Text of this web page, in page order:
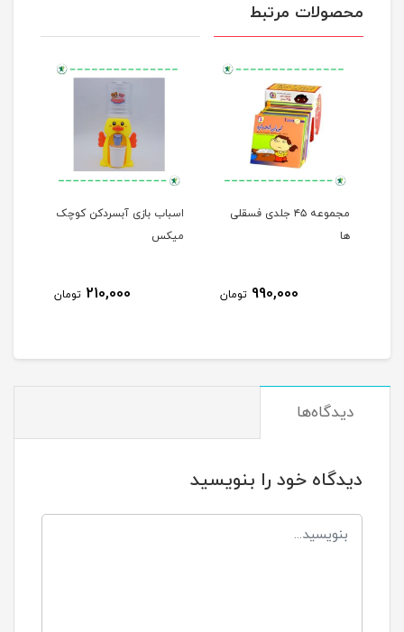
محصولات مرتبط
مجموعه ۴۵ جلدی فسقلی
ها
990,000 تومان
اسباب بازی آبسردکن کوچک
میکس
210,000 تومان
دیدگاه‌ها
دیدگاه خود را بنویسید